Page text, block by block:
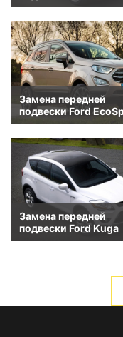
Замена передней
подвески Ford
Замена передней
подвески Ford Kuga